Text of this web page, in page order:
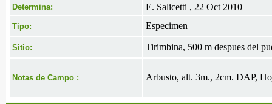
Determina: E. Salicetti , 22 Oct 2010
Tipo: Especimen
Sitio: Tirimbina, 500 m despues del
Notas de Campo : Arbusto, alt. 3m., 2cm. DAP,